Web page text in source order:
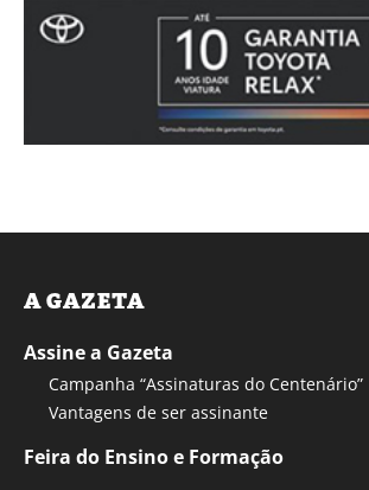
A GAZETA
Assine a Gazeta
Campanha “Assinaturas do Centenário”
Vantagens de ser assinante
Feira do Ensino e Formação